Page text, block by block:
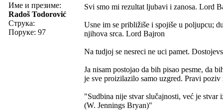
Име и презиме:
Radoš Todorović
Струка:
Поруке: 97
Svi smo mi rezultat ljubavi i zanosa. Lord
Usne im se približiše i spojiše u poljupcu;
njihova srca. Lord Bajron
Na tudjoj se nesreci ne uci pamet.
Ja nisam postojao da bih pisao pesme, da
je sve proizilazilo samo uzgred. Pravi
"Sudbina nije stvar slučajnosti, već je stvar
(W. Jennings Bryan)"